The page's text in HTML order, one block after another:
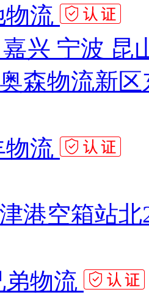
物流
嘉兴 宁波 昆
森物流新区
物流
港空箱站
弟物流